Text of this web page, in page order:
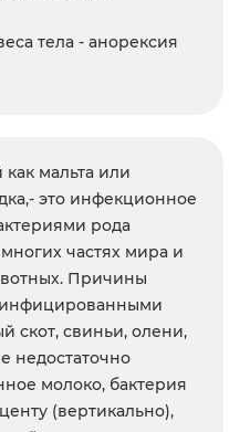
тела - анорексия
мальта или
это инфекционное
рода
частях мира и
Причины
инфицированными
скот, свиньи, олени,
недостаточно
молоко, бактерия
(вертикально),